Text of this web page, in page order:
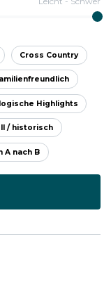
Cross Country
Highlights
/ historisch
A nach B